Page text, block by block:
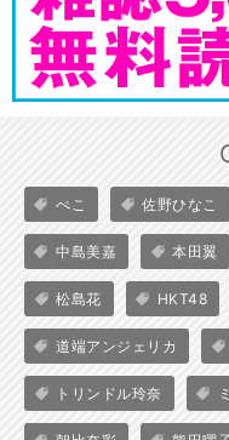
ぺこ 佐野ひなこ
中島美嘉 本田翼
松島花 HKT48
道端アンジェリカ
トリンドル玲奈